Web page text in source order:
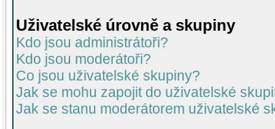
Uživatelské úrovně a skupiny
Kdo jsou administrátoři?
Kdo jsou moderátoři?
Co jsou uživatelské skupiny?
Jak se mohu zapojit do uživatelské
Jak se stanu moderátorem uživatelské